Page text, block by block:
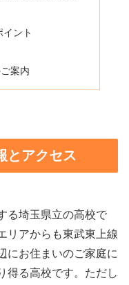
ント
案内
とアクセス
る埼玉県立の高校で
リアからも東武東上線
にお住まいのご家庭に
得る高校です。ただし